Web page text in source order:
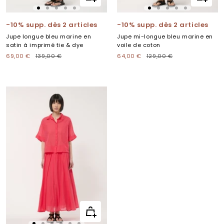
Aller
slide
1
Aller
au
2
Aller
au
3
Aller
au
4
Aller
au
5
rapide
-10% supp. dès 2 articles
Jupe longue bleu marine en
satin à imprimé tie & dye
Prix
69,00 €
Prix
139,00 €
Aller
slide
1
Aller
au
2
Aller
au
3
Aller
au
4
Aller
au
5
rapide
-10% supp. dès 2 articles
Jupe mi-longue bleu marine en
voile de coton
Prix
64,00 €
Prix
129,00 €
Apercu
rapide